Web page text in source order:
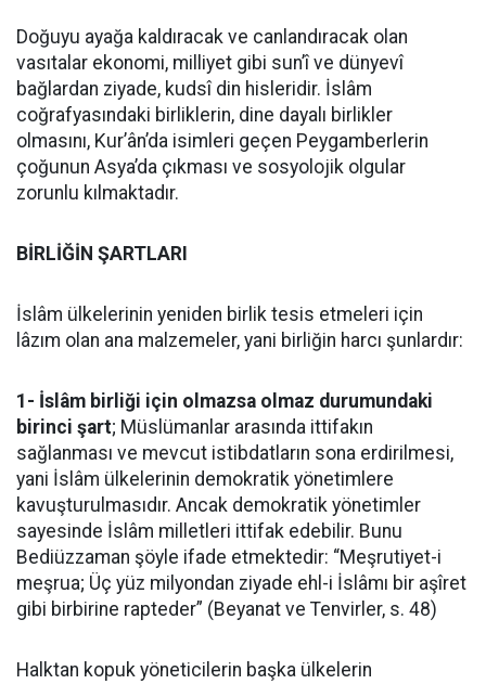
Doğuyu ayağa kaldıracak ve canlandıracak olan
vasıtalar ekonomi, milliyet gibi sun’î ve dünyevî
bağlardan ziyade, kudsî din hisleridir. İslâm
coğrafyasındaki birliklerin, dine dayalı birlikler
olmasını, Kur’ân’da isimleri geçen Peygamberlerin
çoğunun Asya’da çıkması ve sosyolojik olgular
zorunlu kılmaktadır.
BİRLİĞİN ŞARTLARI
İslâm ülkelerinin yeniden birlik tesis etmeleri için
lâzım olan ana malzemeler, yani birliğin harcı şunlardır:
1- İslâm birliği için olmazsa olmaz durumundaki
birinci şart; Müslümanlar arasında ittifakın
sağlanması ve mevcut istibdatların sona erdirilmesi,
yani İslâm ülkelerinin demokratik yönetimlere
kavuşturulmasıdır. Ancak demokratik yönetimler
sayesinde İslâm milletleri ittifak edebilir. Bunu
Bediüzzaman şöyle ifade etmektedir: “Meşrutiyet-i
meşrua; Üç yüz milyondan ziyade ehl-i İslâmı bir aşîret
gibi birbirine rapteder” (Beyanat ve Tenvirler, s. 48)
Halktan kopuk yöneticilerin başka ülkelerin